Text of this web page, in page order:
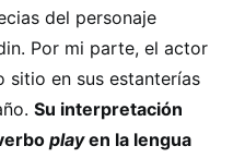
del personaje
Por mi parte, el actor
sitio en sus estanterías
Su interpretación
playen la lengua